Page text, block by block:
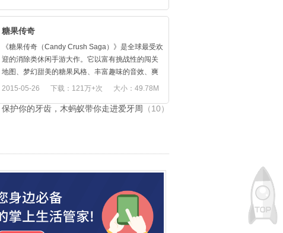
球运动的无限激情
王权。将哥布林小偷赶走只是成功的第一步，您的
任务永无止境，直到您的部落从数百万玩家 中脱颖
游戏新闻
限量测试启动
4.14中文版已发布
怪异的高级本
或将洗牌手游市场
如何锁定攻击目标
糖果传奇
《糖果传奇（Candy Crush Saga）》是全球最受欢
迎的消除类休闲手游大作。它以富有挑战性的闯关
地图、梦幻甜美的糖果风格、丰富趣味的音效、爽
快流畅的手感，以及独创的微策略消除玩法，带给
伴一起互助闯关，加入《糖果传奇》，开启甜蜜旅
2015-05-26 下载：121万+次 大小：49.78M
保护你的牙齿，木蚂蚁带你走进爱牙周 （10）